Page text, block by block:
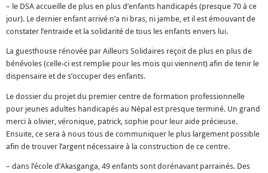
– le DSA accueille de plus en plus d’enfants handicapés (presque 70 à ce
jour). Le dernier enfant arrivé n’a ni bras, ni jambe, et il est émouvant de
constater l’entraide et la solidarité de tous les enfants envers lui.
La guesthouse rénovée par Ailleurs Solidaires reçoit de plus en plus de
bénévoles (celle-ci est remplie pour les mois qui viennent) afin de tenir le
dispensaire et de s’occuper des enfants.
Le dossier du projet du premier centre de formation professionnelle
pour jeunes adultes handicapés au Népal est presque terminé. Un grand
merci à olivier, véronique, patrick, sophie pour leur aide précieuse.
Ensuite, ce sera à nous tous de communiquer le plus largement possible
afin de trouver l’argent nécessaire à la construction de ce centre.
– dans l’école d’Akasganga, 49 enfants sont dorénavant parrainés. Des